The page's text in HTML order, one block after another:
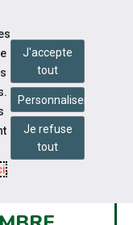
.
J'accepte
tout
Personnaliser
Je refuse
tout